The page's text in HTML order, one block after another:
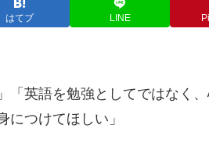
はてブ LINE
「英語を勉強としてではなく
につけてほしい」